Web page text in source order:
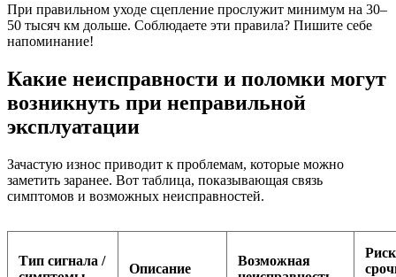
При правильном уходе сцепление прослужит минимум на 30–
50 тысяч км дольше. Соблюдаете эти правила? Пишите себе
напоминание!
Какие неисправности и поломки могут
возникнуть при неправильной
эксплуатации
Зачастую износ приводит к проблемам, которые можно
заметить заранее. Вот таблица, показывающая связь
симптомов и возможных неисправностей.
Тип сигнала /
Описание
Возможная